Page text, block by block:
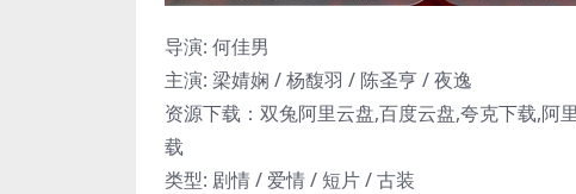
导演: 何佳男
主演: 梁婧娴 / 杨馥羽 / 陈圣亨 / 夜逸
资源下载：双兔阿里云盘,百度云盘,夸克下载,
载
类型: 剧情 / 爱情 / 短片 / 古装